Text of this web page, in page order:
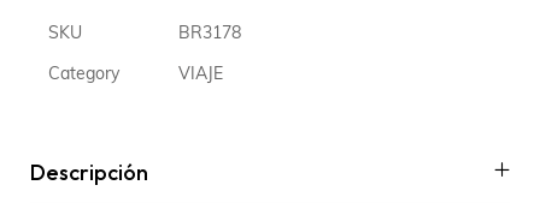
SKU BR3178
Category VIAJE
Descripción